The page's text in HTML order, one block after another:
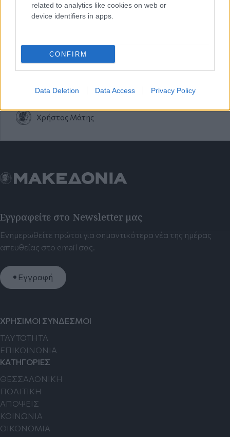
related to analytics like cookies on web or
device identifiers in apps.
CONFIRM
Data Deletion Data Access Privacy Policy
Δεύτερη ζωή δεν έχει
Τετάρτη 12 Απρ 2023, 16:00
Χρήστος Μάτης
Εγγραφείτε στο Newsletter μας
Ενημερωθείτε πρώτοι για σημαντικότερα νέα της ημέρας
απευθείας στο email σας.
Εγγραφή
ΧΡΗΣΙΜΟΙ ΣΥΝΔΕΣΜΟΙ
TAYTOTHTA
ΕΠΙΚΟΙΝΩΝΙΑ
ΚΑΤΗΓΟΡΙΕΣ
ΘΕΣΣΑΛΟΝΙΚΗ
ΠΟΛΙΤΙΚΗ
ΑΠΟΨΕΙΣ
ΚΟΙΝΩΝΙΑ
ΟΙΚΟΝΟΜΙΑ